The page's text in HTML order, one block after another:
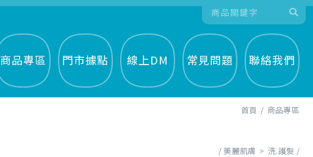
商品專區 門市據點 線上DM 常見問題 聯絡我們
首頁 商品專區
美麗肌膚 洗.護髮